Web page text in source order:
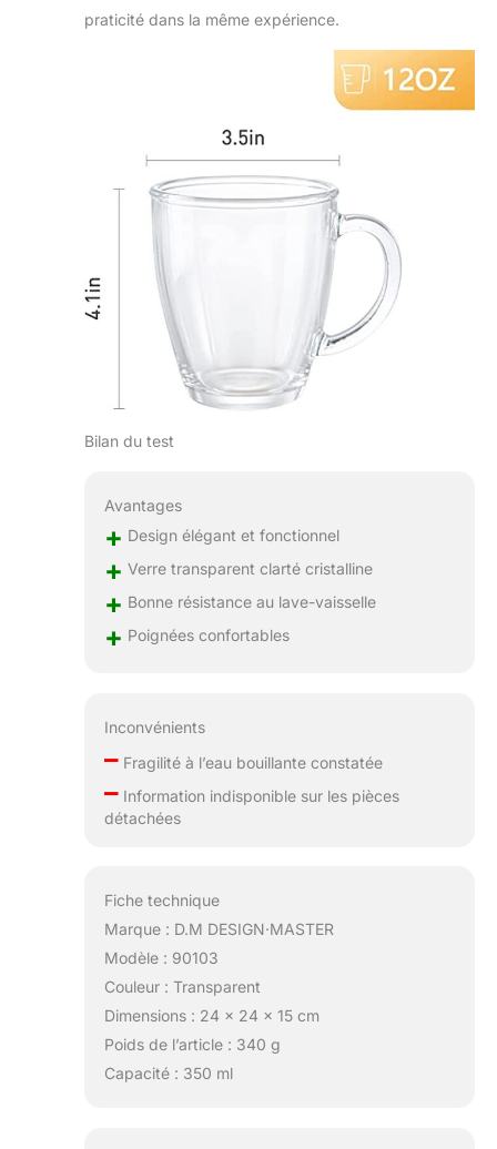
praticité dans la même expérience.
Bilan du test
Avantages
+ Design élégant et fonctionnel
+ Verre transparent clarté cristalline
+ Bonne résistance au lave-vaisselle
+ Poignées confortables
Inconvénients
–Fragilité à l’eau bouillante constatée
–Information indisponible sur les pièces
détachées
Fiche technique
Marque : D.M DESIGN·MASTER
Modèle : 90103
Couleur : Transparent
Dimensions : 24 x 24 x 15 cm
Poids de l’article : 340 g
Capacité : 350 ml